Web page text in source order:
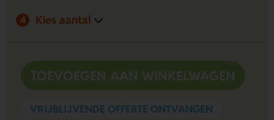
4 Kies aantal
TOEVOEGEN AAN WINKELWAGEN
VRIJBLIJVENDE OFFERTE ONTVANGEN